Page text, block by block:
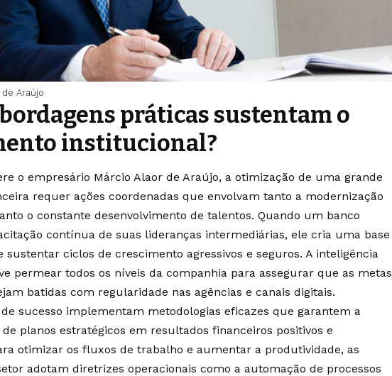
Araújo
práticas sustentam o
institucional?
o empresário Márcio Alaor de Araújo, a otimização de uma grande
requer ações coordenadas que envolvam tanto a modernização
o constante desenvolvimento de talentos. Quando um banco
contínua de suas lideranças intermediárias, ele cria uma base
sustentar ciclos de crescimento agressivos e seguros. A inteligência
permear todos os níveis da companhia para assegurar que as metas
batidas com regularidade nas agências e canais digitais.
sucesso implementam metodologias eficazes que garantem a
planos estratégicos em resultados financeiros positivos e
otimizar os fluxos de trabalho e aumentar a produtividade, as
adotam diretrizes operacionais como a automação de processos